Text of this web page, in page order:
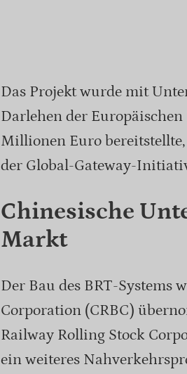
Das Projekt wurde mit
Darlehen der
Millionen Euro
der Global-Gateway-
Chinesische
Markt
Der Bau des BRT-Systems
Corporation (CRBC)
Railway Rolling Stock
ein weiteres